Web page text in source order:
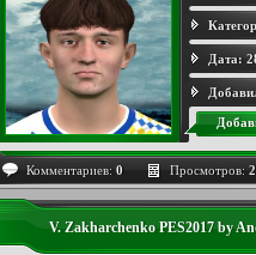
Дата:
Комментариев: 0 Просмотров:
V. Zakharchenko PES2017 by